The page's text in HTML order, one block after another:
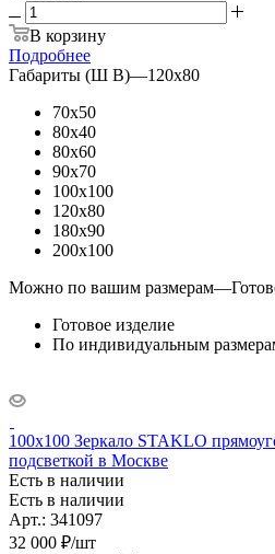
В корзину
Подробнее
Габариты (Ш В)—120x80
70x50
80x40
80x60
90x70
100x100
120x80
180x90
200x100
Можно по вашим размерам—
Готовое изделие
По индивидуальным
100x100 Зеркало STAKLO
подсветкой в Москве
Есть в наличии
Есть в наличии
Арт.: 341097
32 000 ₽/шт